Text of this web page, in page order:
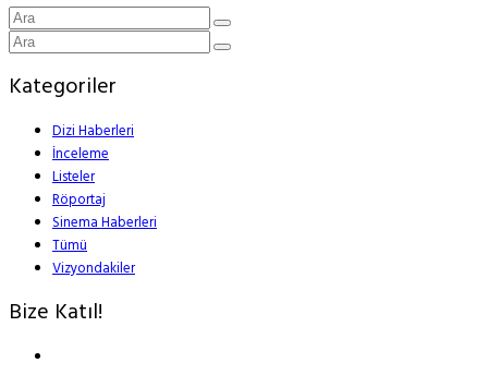
Kategoriler
Dizi Haberleri
İnceleme
Listeler
Röportaj
Sinema Haberleri
Tümü
Vizyondakiler
Bize Katıl!